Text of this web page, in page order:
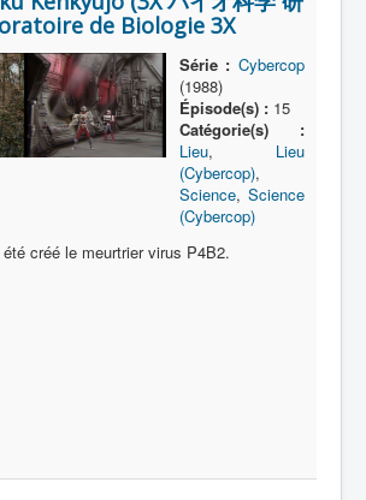
de Biologie 3X
Série : Cybercop
(1988)
Épisode(s) :15
Catégorie(s) :
Lieu, Lieu
(Cybercop),
Science, Science
(Cybercop)
créé le meurtrier virus P4B2.